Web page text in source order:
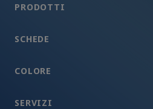
PRODOTTI
SCHEDE
COLORE
SERVIZI